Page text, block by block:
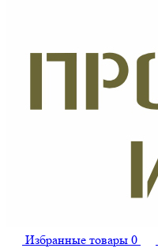
Избранные товары 0